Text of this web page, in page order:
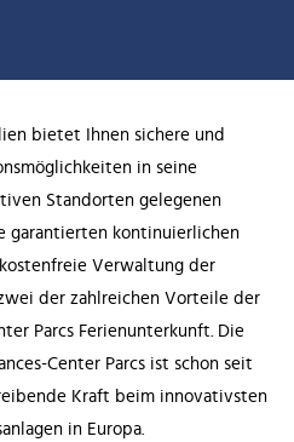
bietet Ihnen sichere und
in seine
Standorten gelegenen
garantierten kontinuierlichen
Verwaltung der
der zahlreichen Vorteile der
Parcs Ferienunterkunft. Die
Center Parcs ist schon seit
Kraft beim innovativsten
in Europa.